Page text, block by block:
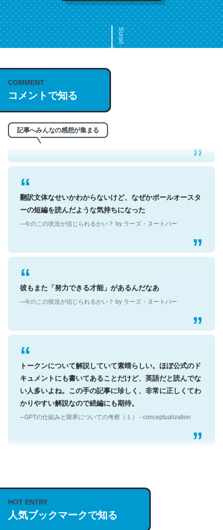
Scroll
COMMENT
コメントで知る
記事へみんなの感想が集まる
これは名文。彼はとてもクレバーなんだろうなと凄く思
う。英語少しでも読める人は原文もお勧め。自分はこの流
れ好き。Let’s Fucking Go. Then Covid hit. Shit.
─今のこの状況が信じられるかい？ by ラーズ・ヌートバー
翻訳文体なせいかわからないけど、なぜかポールオースタ
ーの短編を読んだような気持ちになった
彼もまた「努力できる才能」があるんだなあ
トークンについて解説していて素晴らしい。ほぼ公式のド
キュメントにも書いてあることだけど、英語だと読んでな
い人多いよね。この手の記事に珍しく、非常に正しくてわ
かりやすい解説なので続編にも期待。
説してる記事が少ないので貴重な良記事。/続編来た
https://isobe324649.hatenablog.com/entry/2023/03/27
/064121
─GPTの仕組みと限界についての考察（１） - conceptualization
HOT ENTRY
人気ブックマークで知る